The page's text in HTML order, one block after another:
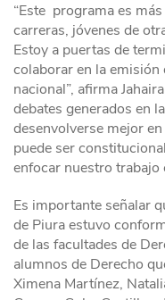
“Este programa es
carreras, jóvenes de
Estoy a puertas de
colaborar en la emisión
nacional”, afirma
debates generados en
desenvolverse mejor
puede ser
enfocar nuestro trabajo
Es importante señalar
de Piura estuvo
de las facultades de
alumnos de Derecho
Ximena Martínez,